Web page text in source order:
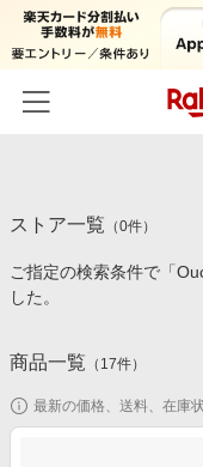
カテゴリー一覧
百貨店・総合ECモール
食品・スイーツ・お酒
コスメ・健康・医薬品
イベント一覧
初回購入者限定特典
対象ストア新規限定特典
ストア一覧 （0件）
ご指定の検索条件で「
した。
商品一覧 （ 17件）
最新の価格、送料、在庫